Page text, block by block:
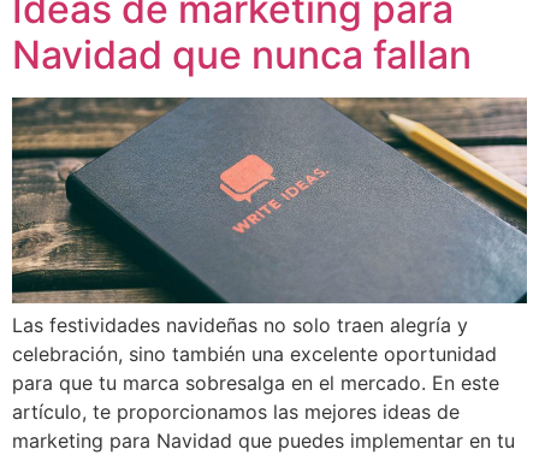
Navidad que nunca fallan
Las festividades navideñas no solo traen alegría y
celebración, sino también una excelente oportunidad
para que tu marca sobresalga en el mercado. En este
artículo, te proporcionamos las mejores ideas de
marketing para Navidad que puedes implementar en tu